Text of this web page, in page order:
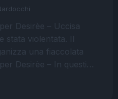
Desirèe – Uccisa
stata violentata. Il
una fiaccolata
Desirèe – In questi…